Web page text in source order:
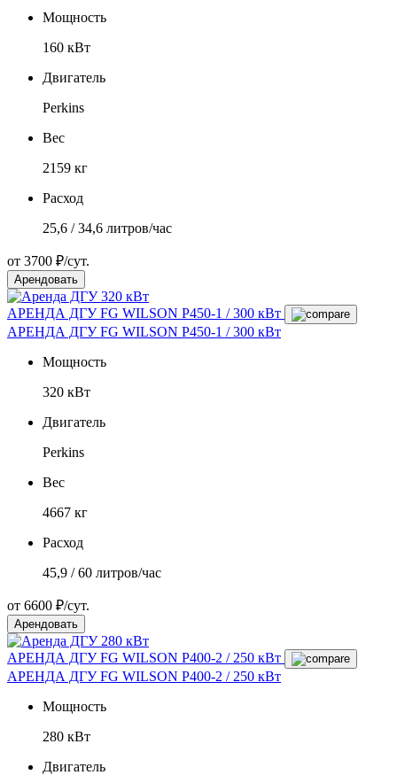
Мощность
160 кВт
Двигатель
Perkins
Вес
2159 кг
Расход
25,6 / 34,6 литров/час
от 3700 ₽/сут.
Арендовать
АРЕНДА ДГУ FG WILSON P450-1 / 300 кВт
АРЕНДА ДГУ FG WILSON P450-1 / 300 кВт
Мощность
320 кВт
Двигатель
Perkins
Вес
4667 кг
Расход
45,9 / 60 литров/час
от 6600 ₽/сут.
Арендовать
АРЕНДА ДГУ FG WILSON P400-2 / 250 кВт
АРЕНДА ДГУ FG WILSON P400-2 / 250 кВт
Мощность
280 кВт
Двигатель